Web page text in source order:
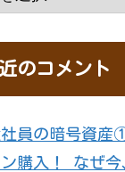
のコメント
員の暗号資産
購入！ なぜ今